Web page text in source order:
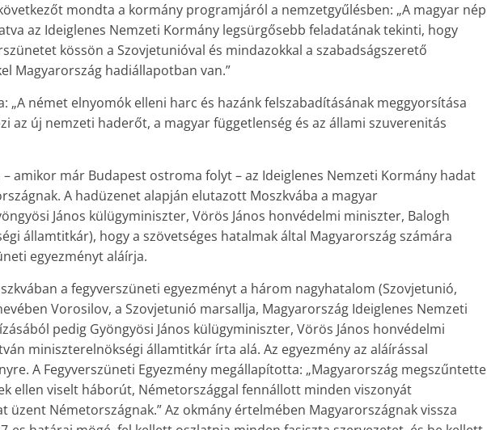
mondta a kormány programjáról a nemzetgyűlésben: „A magyar nép
az Ideiglenes Nemzeti Kormány legsürgősebb feladatának tekinti, hogy
kössön a Szovjetunióval és mindazokkal a szabadságszerető
Magyarország hadiállapotban van.”
„A német elnyomók elleni harc és hazánk felszabadításának meggyorsítása
az új nemzeti haderőt, a magyar függetlenség és az állami szuverenitás
– amikor már Budapest ostroma folyt – az Ideiglenes Nemzeti Kormány hadat
A hadüzenet alapján elutazott Moszkvába a magyar
János külügyminiszter, Vörös János honvédelmi miniszter, Balogh
államtitkár), hogy a szövetséges hatalmak által Magyarország számára
egyezményt aláírja.
a fegyverszüneti egyezményt a három nagyhatalom (Szovjetunió,
Vorosilov, a Szovjetunió marsallja, Magyarország Ideiglenes Nemzeti
pedig Gyöngyösi János külügyminiszter, Vörös János honvédelmi
miniszterelnökségi államtitkár írta alá. Az egyezmény az aláírással
A Fegyverszüneti Egyezmény megállapította: „Magyarország megszűntette
ellen viselt háborút, Németországgal fennállott minden viszonyát
üzent Németországnak.” Az okmány értelmében Magyarországnak vissza